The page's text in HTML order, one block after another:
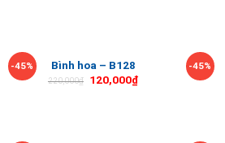
-45% Bình hoa – B128
220,000₫ 120,000₫
-45%